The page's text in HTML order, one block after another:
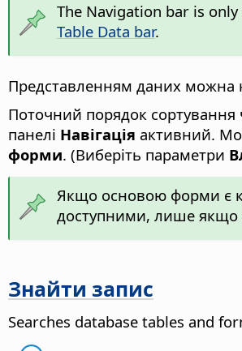
The Navigation bar is
Table Data bar.
Представленням даних можна
Поточний порядок сортування
панелі Навігація активний.
форми. (Виберіть параметри
Якщо основою форми є
доступними, лише якщо
Знайти запис
Searches database tables and